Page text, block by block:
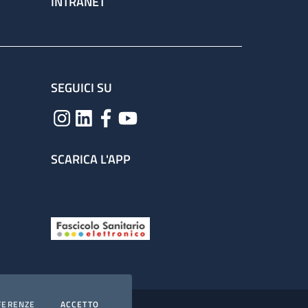
COOKIESACCETTOI COOKIES
SEGUICI SU
SCARICA L'APP